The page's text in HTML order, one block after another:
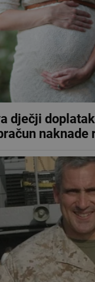
dječji
naknade